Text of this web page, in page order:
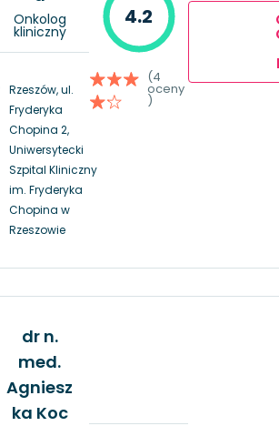
Onkolog
kliniczny
Rzeszów, ul.
Fryderyka
Chopina 2,
Uniwersytecki
Szpital Kliniczny
im. Fryderyka
Chopina w
Rzeszowie
4.2
(4
oceny
)
dr n.
med.
Agniesz
ka Koc